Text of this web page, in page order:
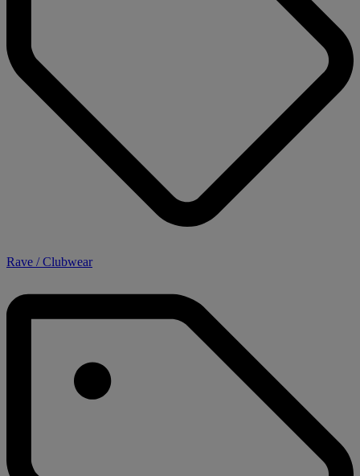
Rave / Clubwear